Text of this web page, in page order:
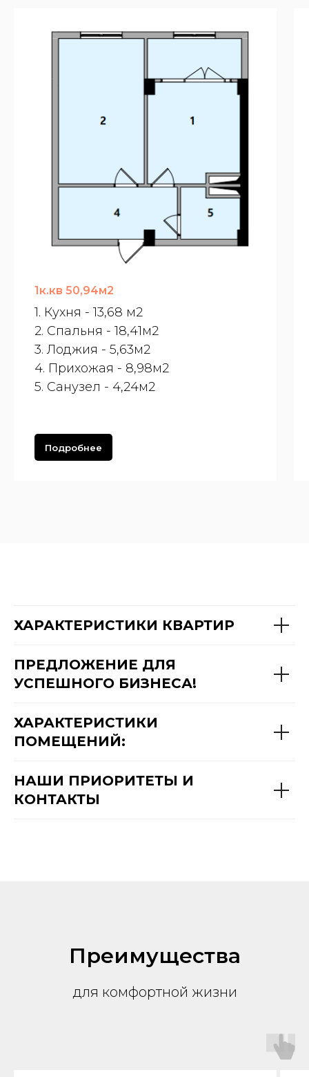
1к.кв 50,94м2
1. Кухня - 13,68 м2
2. Спальня - 18,41м2
3. Лоджия - 5,63м2
4. Прихожая - 8,98м2
5. Санузел - 4,24м2
Подробнее
ХАРАКТЕРИСТИКИ КВАРТИР
ПРЕДЛОЖЕНИЕ ДЛЯ
УСПЕШНОГО БИЗНЕСА!
ХАРАКТЕРИСТИКИ
ПОМЕЩЕНИЙ:
НАШИ ПРИОРИТЕТЫ И
КОНТАКТЫ
Преимущества
для комфортной жизни